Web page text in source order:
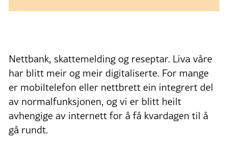
Nettbank, skattemelding og reseptar. Liva våre
har blitt meir og meir digitaliserte. For mange
er mobiltelefon eller nettbrett ein integrert del
av normalfunksjonen, og vi er blitt heilt
avhengige av internett for å få kvardagen til å
gå rundt.